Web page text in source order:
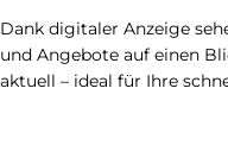
Dank digitaler Anzeige
und Angebote auf einen
aktuell – ideal für Ihre